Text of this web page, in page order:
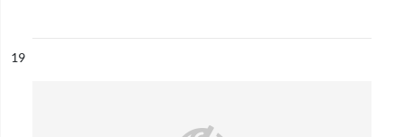
n°
19